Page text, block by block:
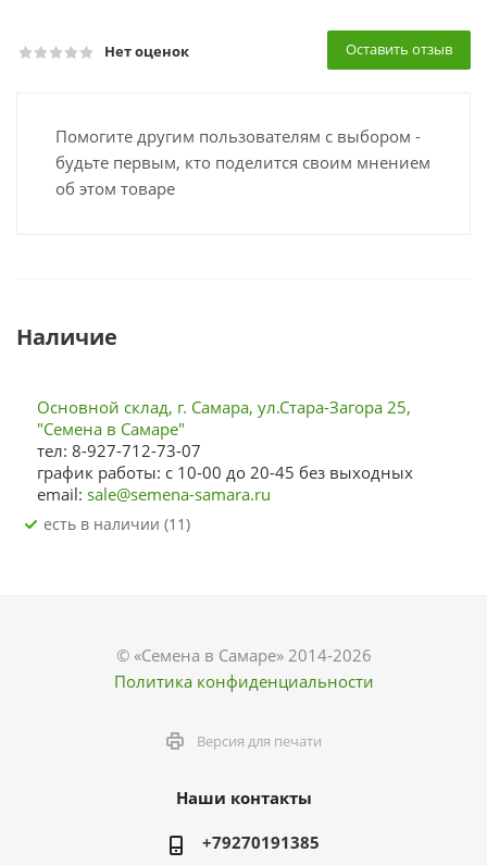
Нет оценок Оставить отзыв
Помогите другим пользователям с выбором -
будьте первым, кто поделится своим мнением
об этом товаре
Наличие
Основной склад, г. Самара, ул.Стара-Загора 25,
"Семена в Самаре"
тел: 8-927-712-73-07
график работы: с 10-00 до 20-45 без выходных
email: sale@semena-samara.ru
Есть в наличии (11)
© «Семена в Самаре» 2014-2026
Политика конфиденциальности
Версия для печати
Наши контакты
+79270191385